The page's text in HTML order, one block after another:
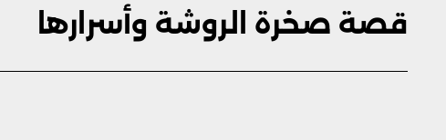
قصة صخرة الروشة وأسرارها